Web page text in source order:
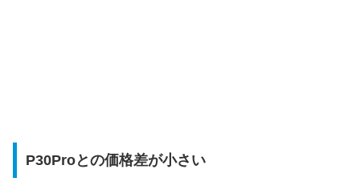
P30Proとの価格差が小さい